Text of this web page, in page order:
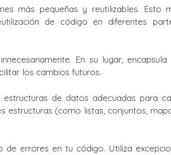
más pequeñas y reutilizables. Esto
de código en diferentes
En su lugar,
los cambios futuros.
estructuras de datos adecuadas para
estructuras (como listas, conjuntos,
de errores en tu código. Utiliza